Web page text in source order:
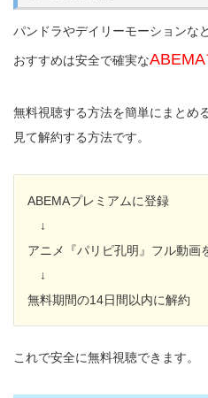
パンドラやデイリーモーションな
おすすめは安全で確実な
無料視聴する方法を簡単にまとめ
見て解約する方法です。
ABEMAプレミアムに登録
↓
アニメ『パリピ孔明』フル動画
↓
無料期間の14日間以内に解約
これで安全に無料視聴できます。